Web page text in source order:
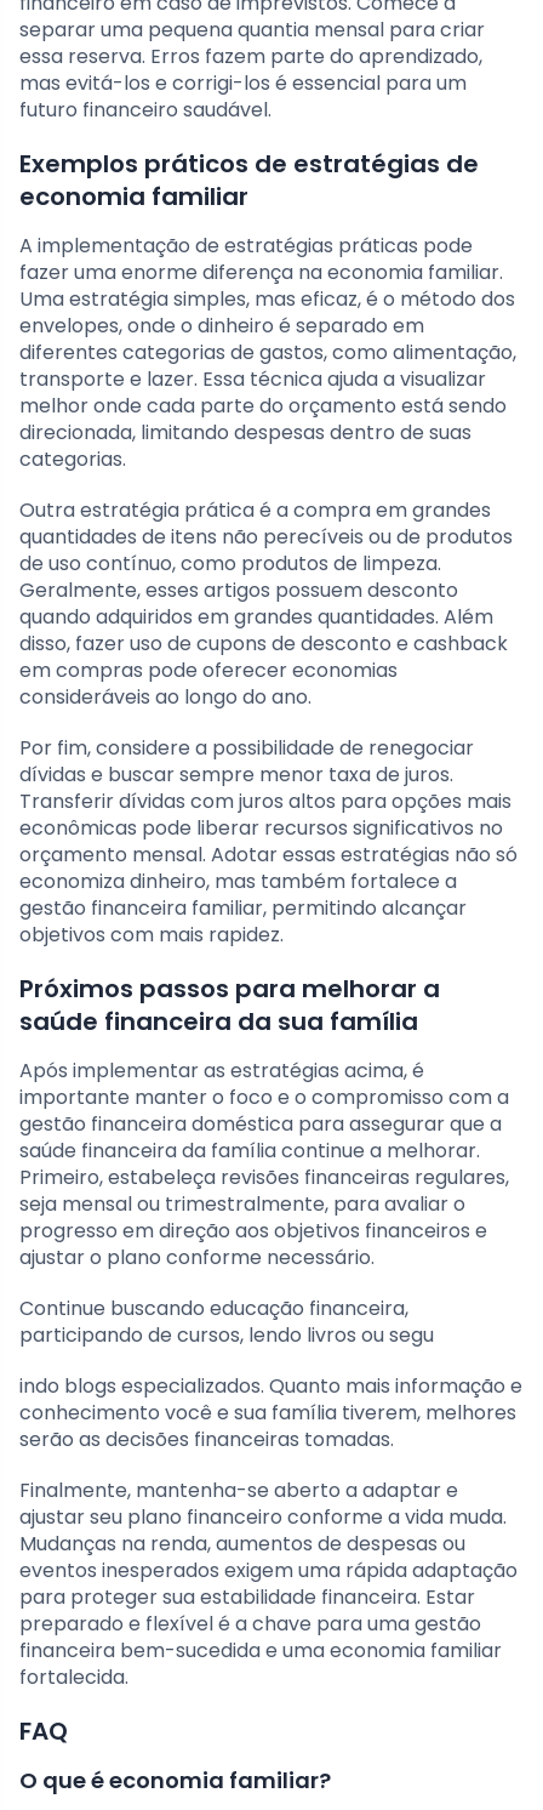
separar uma pequena quantia mensal para criar
essa reserva. Erros fazem parte do aprendizado,
mas evitá-los e corrigi-los é essencial para um
futuro financeiro saudável.
Exemplos práticos de estratégias de
economia familiar
A implementação de estratégias práticas pode
fazer uma enorme diferença na economia familiar.
Uma estratégia simples, mas eficaz, é o método dos
envelopes, onde o dinheiro é separado em
diferentes categorias de gastos, como alimentação,
transporte e lazer. Essa técnica ajuda a visualizar
melhor onde cada parte do orçamento está sendo
direcionada, limitando despesas dentro de suas
categorias.
Outra estratégia prática é a compra em grandes
quantidades de itens não perecíveis ou de produtos
de uso contínuo, como produtos de limpeza.
Geralmente, esses artigos possuem desconto
quando adquiridos em grandes quantidades. Além
disso, fazer uso de cupons de desconto e cashback
em compras pode oferecer economias
consideráveis ao longo do ano.
Por fim, considere a possibilidade de renegociar
dívidas e buscar sempre menor taxa de juros.
Transferir dívidas com juros altos para opções mais
econômicas pode liberar recursos significativos no
orçamento mensal. Adotar essas estratégias não só
economiza dinheiro, mas também fortalece a
gestão financeira familiar, permitindo alcançar
objetivos com mais rapidez.
Próximos passos para melhorar a
saúde financeira da sua família
Após implementar as estratégias acima, é
importante manter o foco e o compromisso com a
gestão financeira doméstica para assegurar que a
saúde financeira da família continue a melhorar.
Primeiro, estabeleça revisões financeiras regulares,
seja mensal ou trimestralmente, para avaliar o
progresso em direção aos objetivos financeiros e
ajustar o plano conforme necessário.
Continue buscando educação financeira,
participando de cursos, lendo livros ou segu
indo blogs especializados. Quanto mais informação e
conhecimento você e sua família tiverem, melhores
serão as decisões financeiras tomadas.
Finalmente, mantenha-se aberto a adaptar e
ajustar seu plano financeiro conforme a vida muda.
Mudanças na renda, aumentos de despesas ou
eventos inesperados exigem uma rápida adaptação
para proteger sua estabilidade financeira. Estar
preparado e flexível é a chave para uma gestão
financeira bem-sucedida e uma economia familiar
fortalecida.
FAQ
O que é economia familiar?